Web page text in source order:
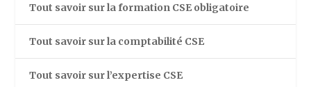
Tout savoir sur la formation CSE obligatoire
Tout savoir sur la comptabilité CSE
Tout savoir sur l’expertise CSE